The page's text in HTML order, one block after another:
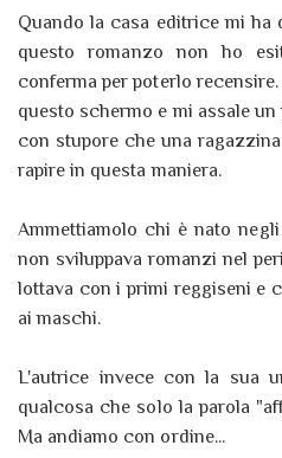
Quando la casa editrice mi ha
questo romanzo non ho
conferma per poterlo
questo schermo e mi assale
con stupore che una
rapire in questa maniera.
Ammettiamolo chi è nato
non sviluppava romanzi nel
lottava con i primi reggiseni e
ai maschi.
L'autrice invece con la sua
qualcosa che solo la parola
Ma andiamo con ordine...